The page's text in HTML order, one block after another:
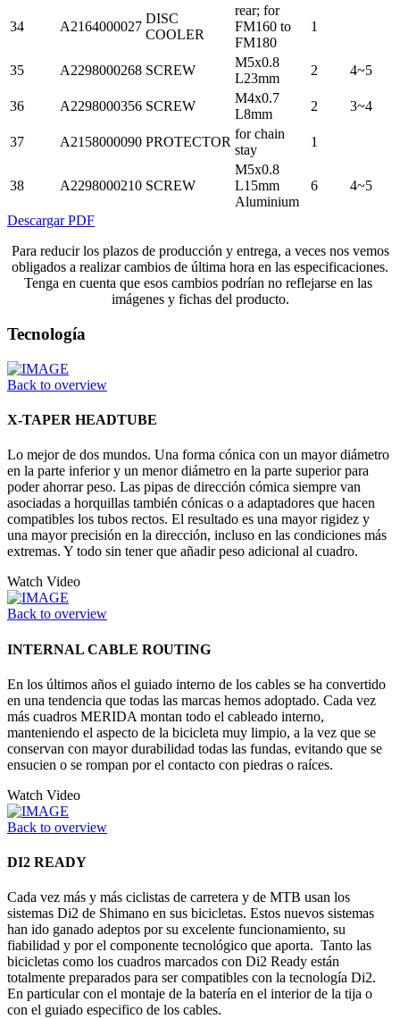
34 A2164000027
DISC
COOLER
rear; for
FM160 to
FM180
1
35 A2298000268 SCREW
M5x0.8
L23mm
2 4~5
36 A2298000356 SCREW
M4x0.7
L8mm
2 3~4
37 A2158000090 PROTECTOR
for chain
stay
1
38 A2298000210 SCREW
M5x0.8
L15mm
Aluminium
6 4~5
Descargar PDF
Para reducir los plazos de producción y entrega, a veces nos vemos
obligados a realizar cambios de última hora en las especificaciones.
Tenga en cuenta que esos cambios podrían no reflejarse en las
imágenes y fichas del producto.
Tecnología
Back to overview
X-TAPER HEADTUBE
Lo mejor de dos mundos. Una forma cónica con un mayor diámetro
en la parte inferior y un menor diámetro en la parte superior para
poder ahorrar peso. Las pipas de dirección cómica siempre van
asociadas a horquillas también cónicas o a adaptadores que hacen
compatibles los tubos rectos. El resultado es una mayor rigidez y
una mayor precisión en la dirección, incluso en las condiciones más
extremas. Y todo sin tener que añadir peso adicional al cuadro.
Watch Video
Back to overview
INTERNAL CABLE ROUTING
En los últimos años el guiado interno de los cables se ha convertido
en una tendencia que todas las marcas hemos adoptado. Cada vez
más cuadros MERIDA montan todo el cableado interno,
manteniendo el aspecto de la bicicleta muy limpio, a la vez que se
conservan con mayor durabilidad todas las fundas, evitando que se
ensucien o se rompan por el contacto con piedras o raíces.
Watch Video
Back to overview
DI2 READY
Cada vez más y más ciclistas de carretera y de MTB usan los
sistemas Di2 de Shimano en sus bicicletas. Estos nuevos sistemas
han ido ganado adeptos por su excelente funcionamiento, su
fiabilidad y por el componente tecnológico que aporta. Tanto las
bicicletas como los cuadros marcados con Di2 Ready están
totalmente preparados para ser compatibles con la tecnología Di2.
En particular con el montaje de la batería en el interior de la tija o
con el guiado especifico de los cables.